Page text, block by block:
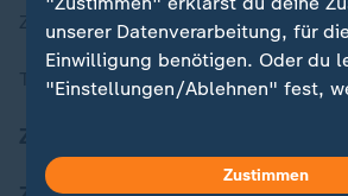
ZDFheute Stories
Themen im Überblick
unserer Datenverarbeitung, für
Einwilligung benötigen. Oder du
"Einstellungen/Ablehnen" fest,
kannst du jederzeit mit Wirkung
Zustimmen